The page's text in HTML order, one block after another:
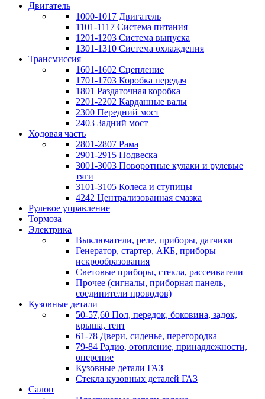
Двигатель
1000-1017 Двигатель
1101-1117 Система питания
1201-1203 Система выпуска
1301-1310 Система охлаждения
Трансмиссия
1601-1602 Сцепление
1701-1703 Коробка передач
1801 Раздаточная коробка
2201-2202 Карданные валы
2300 Передний мост
2403 Задний мост
Ходовая часть
2801-2807 Рама
2901-2915 Подвеска
3001-3003 Поворотные кулаки и рулевые
тяги
3101-3105 Колеса и ступицы
4242 Централизованная смазка
Рулевое управление
Тормоза
Электрика
Выключатели, реле, приборы, датчики
Генератор, стартер, АКБ, приборы
искрообразования
Световые приборы, стекла, рассеиватели
Прочее (сигналы, приборная панель,
соединители проводов)
Кузовные детали
50-57,60 Пол, передок, боковина, задок,
крыша, тент
61-78 Двери, сиденье, перегородка
79-84 Радио, отопление, принадлежности,
оперение
Кузовные детали ГАЗ
Стекла кузовных деталей ГАЗ
Салон